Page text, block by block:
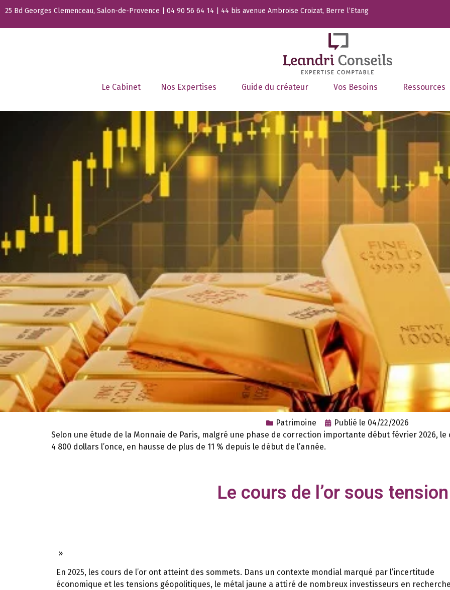
25 Bd Georges Clemenceau, Salon-de-Provence | 04 90 56 64 14 | 44 bis avenue Ambroise Croizat, Berre l’Etang
Le Cabinet Nos Expertises Guide du créateur Vos Besoins Ressources
Patrimoine Publié le 04/22/2026
Selon une étude de la Monnaie de Paris, malgré une phase de correction importante début février 2026, le
4 800 dollars l’once, en hausse de plus de 11 % depuis le début de l’année.
Le cours de l’or sous
»
En 2025, les cours de l’or ont atteint des sommets. Dans un contexte mondial marqué par l’incertitude
économique et les tensions géopolitiques, le métal jaune a attiré de nombreux investisseurs en